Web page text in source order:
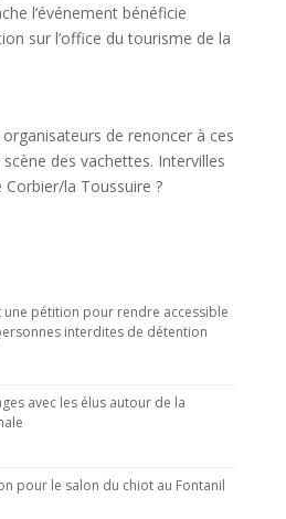
l’événement bénéficie
sur l’office du tourisme de la
de renoncer à ces
des vachettes. Intervilles
Corbier/la Toussuire ?
une pétition pour rendre accessible
interdites de détention
avec les élus autour de la
pour le salon du chiot au Fontanil